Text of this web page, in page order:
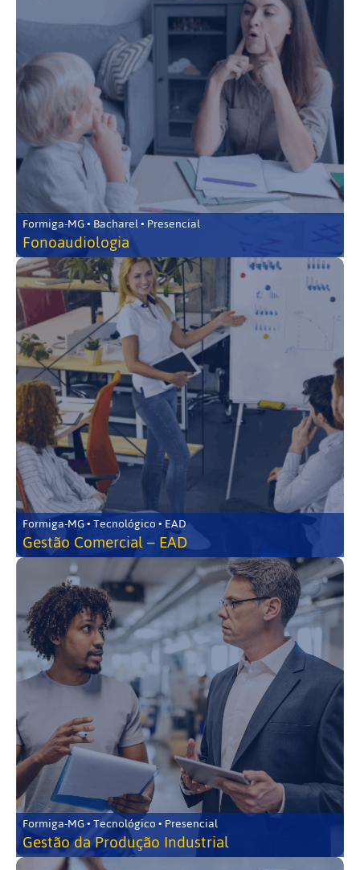
Formiga-MG • Bacharel • Presencial
Fonoaudiologia
Formiga-MG • Tecnológico • EAD
Gestão Comercial – EAD
Formiga-MG • Tecnológico • Presencial
Gestão da Produção Industrial